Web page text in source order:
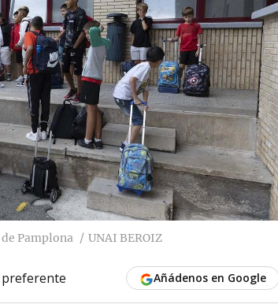
Pamplona UNAI BEROIZ
preferente Añádenos en Google